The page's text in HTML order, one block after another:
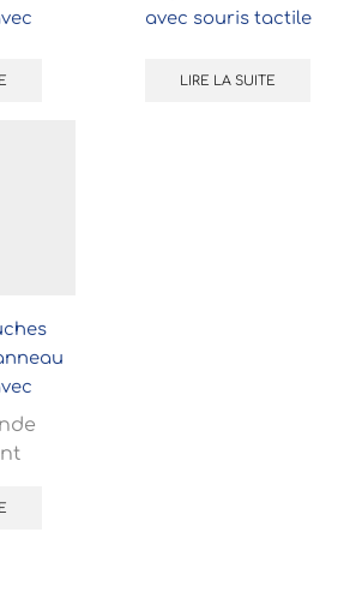
avec souris tactile
LIRE LA SUITE